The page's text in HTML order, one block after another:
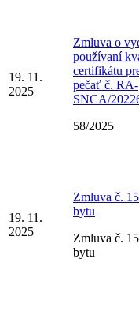
19. 11.
2025
Zmluva o
používaní
certifikátu
pečať č. RA-
SNCA/
58/2025
19. 11.
2025
Zmluva č.
bytu
Zmluva č.
bytu